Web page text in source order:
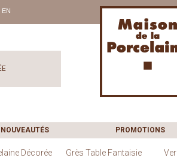
EN
NOUVEAUTÉS PROMOTIONS
Décorée Grès Table Fantaisie